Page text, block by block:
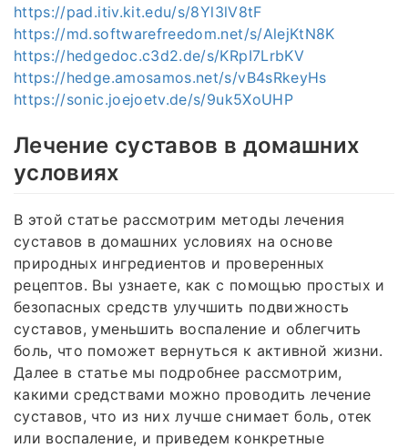
https://pad.itiv.kit.edu/s/8Yl3lV8tF
https://md.softwarefreedom.net/s/AlejKtN8K
https://hedgedoc.c3d2.de/s/KRpI7LrbKV
https://hedge.amosamos.net/s/vB4sRkeyHs
https://sonic.joejoetv.de/s/9uk5XoUHP
Лечение суставов в домашних
условиях
В этой статье рассмотрим методы лечения
суставов в домашних условиях на основе
природных ингредиентов и проверенных
рецептов. Вы узнаете, как с помощью простых и
безопасных средств улучшить подвижность
суставов, уменьшить воспаление и облегчить
боль, что поможет вернуться к активной жизни.
Далее в статье мы подробнее рассмотрим,
какими средствами можно проводить лечение
суставов, что из них лучше снимает боль, отек
или воспаление, и приведем конкретные